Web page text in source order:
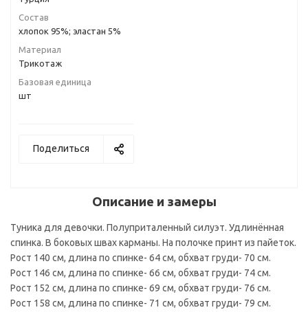
Состав
хлопок 95%; эластан 5%
Материал
Трикотаж
Базовая единица
шт
Поделиться
Описание и замеры
Туника для девочки. Полуприталенный силуэт. Удлинённая
спинка. В боковых швах карманы. На полочке принт из пайеток.
Рост 140 см, длина по спинке- 64 см, обхват груди- 70 см.
Рост 146 см, длина по спинке- 66 см, обхват груди- 74 см.
Рост 152 см, длина по спинке- 69 см, обхват груди- 76 см.
Рост 158 см, длина по спинке- 71 см, обхват груди- 79 см.